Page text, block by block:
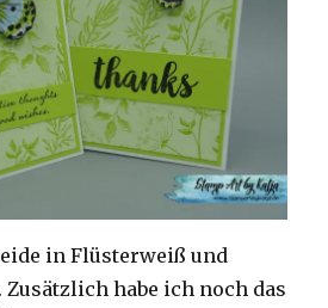
in Flüsterweiß und
habe ich noch das